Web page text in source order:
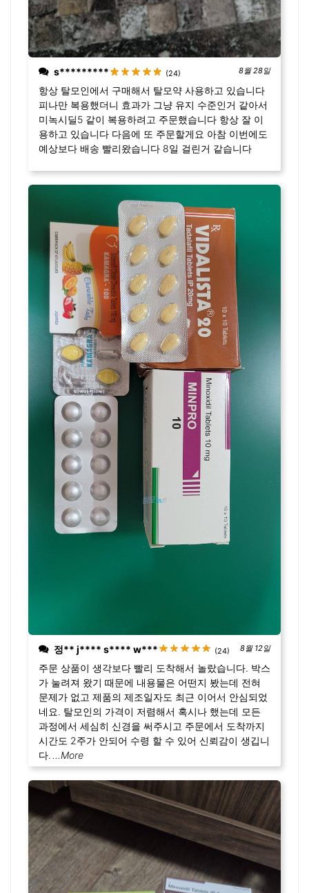
s********* (24) 8월 28일
항상 탈모인에서 구매해서 탈모약 사용하고 있습니다
피나만 복용했더니 효과가 그냥 유지 수준인거 같아서
미녹시딜5 같이 복용하려고 주문했습니다 항상 잘 이
용하고 있습니다 다음에 또 주문할게요 아참 이번에도
예상보다 배송 빨리왔습니다 8일 걸린거 같습니다
정** j**** s**** w*** (24) 8월 12일
주문 상품이 생각보다 빨리 도착해서 놀랐습니다. 박스
가 눌려져 왔기 때문에 내용물은 어떤지 봤는데 전혀
문제가 없고 제품의 제조일자도 최근 이어서 안심되었
네요. 탈모인의 가격이 저렴해서 혹시나 했는데 모든
과정에서 세심히 신경을 써주시고 주문에서 도착까지
시간도 2주가 안되어 수령 할 수 있어 신뢰감이 생깁니
다. ...More